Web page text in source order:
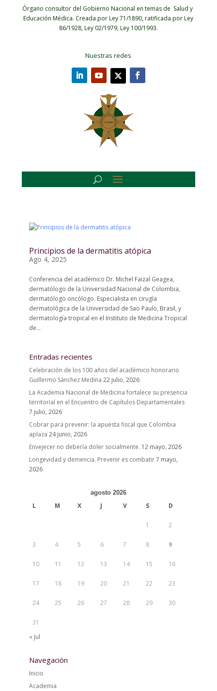
Órgano consultor del Gobierno Nacional en temas de Salud y
Educación Médica. Creada por Ley 71/1890, ratificada por Ley
86/1928, Ley 02/1979, Ley 100/1993.
Nuestras redes
Principios de la dermatitis atópica
Ago 4, 2025
Conferencia del académico Dr. Michel Faizal Geagea,
dermatólogo de la Universidad Nacional de Colombia,
dermatólogo oncólogo. Especialista en cirugía
dermatológica de la Universidad de Sao Paulo, Brasil, y
dermatología tropical en el Instituto de Medicina Tropical
de...
Entradas recientes
Celebración de los 100 años del académico honorario
Guillermo Sánchez Medina 22 julio, 2026
La Academia Nacional de Medicina fortalece su presencia
territorial en el Encuentro de Capítulos Departamentales
7 julio, 2026
Cobrar para prevenir: la apuesta fiscal que Colombia
aplaza 24 junio, 2026
Envejecer no debería doler socialmente. 12 mayo, 2026
Longevidad y demencia. Prevenir es combatir7 mayo,
2026
agosto 2026
L M X J V S D
1 2
3 4 5 6 7 8 9
10 11 12 13 14 15 16
17 18 19 20 21 22 23
24 25 26 27 28 29 30
31
« Jul
Navegación
Inicio
Academia